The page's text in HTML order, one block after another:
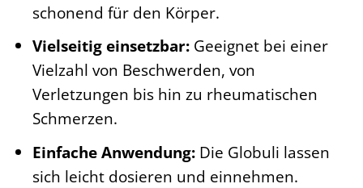
schonend für den Körper.
Vielseitig einsetzbar:Geeignet bei einer
Vielzahl von Beschwerden, von
Verletzungen bis hin zu rheumatischen
Schmerzen.
Einfache Anwendung:Die Globuli lassen
sich leicht dosieren und einnehmen.